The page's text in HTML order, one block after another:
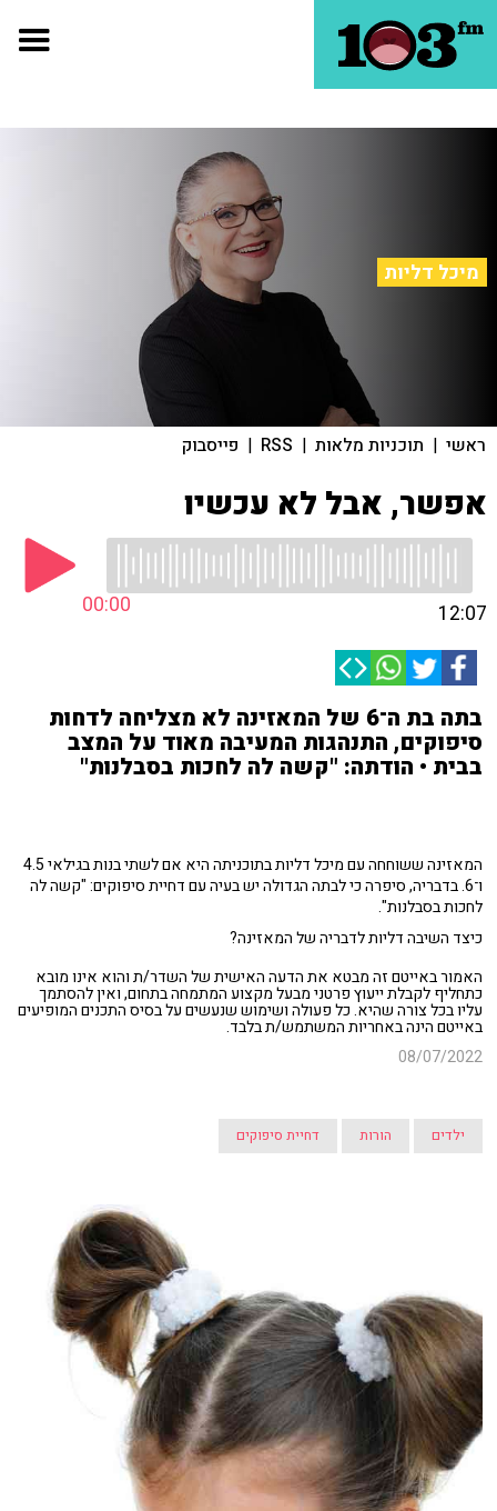
מיכל דליות
ראשי | תוכניות מלאות |
RSS
| פייסבוק
אפשר, אבל לא עכשיו
00:00 12:07
בתה בת ה־6 של המאזינה לא מצליחה לדחות
סיפוקים, התנהגות המעיבה מאוד על המצב
בבית • הודתה: "קשה לה לחכות בסבלנות"
המאזינה ששוחחה עם מיכל דליות בתוכניתה היא אם לשתי בנות בגילאי 4.5
ו־6. בדבריה, סיפרה כי לבתה הגדולה יש בעיה עם דחיית סיפוקים: "קשה לה
לחכות בסבלנות".
כיצד השיבה דליות לדבריה של המאזינה?
האמור באייטם זה מבטא את הדעה האישית של השדר/ת והוא אינו מובא
כתחליף לקבלת ייעוץ פרטני מבעל מקצוע המתמחה בתחום, ואין להסתמך
עליו בכל צורה שהיא. כל פעולה ושימוש שנעשים על בסיס התכנים המופיעים
באייטם הינה באחריות המשתמש/ת בלבד.
08/07/2022
ילדים הורות דחיית סיפוקים